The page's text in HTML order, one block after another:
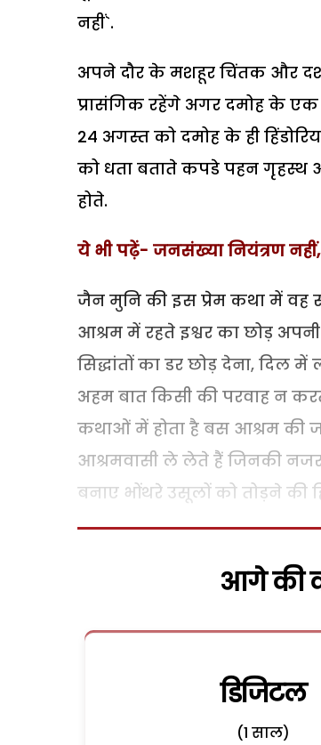
नहीं`.
अपने दौर के मशहूर चिंतक और
प्रासंगिक रहेंगे अगर दमोह के एक
24 अगस्त को दमोह के ही
को धता बताते कपडे पहन गृहस्थ
होते.
ये भी पढ़ें- जनसंख्या नियंत्रण
जैन मुनि की इस प्रेम कथा में वह
आश्रम में रहते इश्वर का छोड़
सिद्धांतों का डर छोड़ देना,
अहम बात किसी की परवाह न
कथाओं में होता है बस आश्रम की
आश्रमवासी ले लेते हैं जिनकी
बनाए भोंथरे उसूलों को तोड़ने की
आगे की
डिजिटल
(1 साल)